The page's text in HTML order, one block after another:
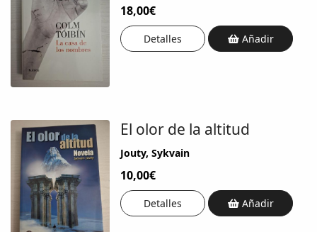
18,00€
Detalles Añadir
El olor de la altitud
Jouty, Sykvain
10,00€
Detalles Añadir